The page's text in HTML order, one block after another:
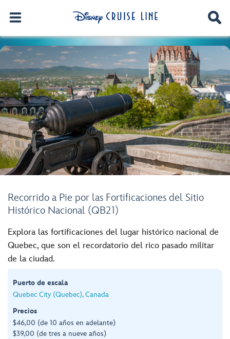
Recorrido a Pie por las Fortificaciones del Sitio
Histórico Nacional (QB21)
Explora las fortificaciones del lugar histórico nacional de
Quebec, que son el recordatorio del rico pasado militar
de la ciudad.
Puerto de escala
Quebec City (Quebec), Canada
Precios
$46,00 (de 10 años en adelante)
$39,00 (de tres a nueve años)